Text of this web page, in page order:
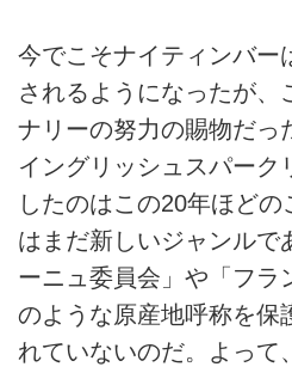
今でこそナイティンバー
されるようになったが、
ナリーの努力の賜物だっ
イングリッシュスパーク
したのはこの20年ほど
はまだ新しいジャンルで
ーニュ委員会」や「フラ
のような原産地呼称を保
れていないのだ。よって